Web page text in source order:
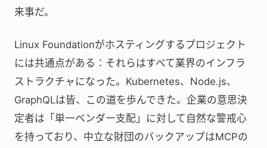
来事だ。
Linux Foundationがホスティングするプロジェクト
には共通点がある：それらはすべて業界のインフラ
ストラクチャになった。Kubernetes、Node.js、
GraphQLは皆、この道を歩んできた。企業の意思決
定者は「単一ベンダー支配」に対して自然な警戒心
を持っており、中立な財団のバックアップはMCPの